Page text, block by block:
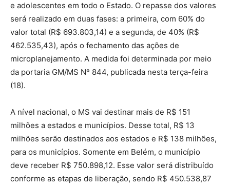
e adolescentes em todo o Estado. O repasse dos valores
será realizado em duas fases: a primeira, com 60% do
valor total (R$ 693.803,14) e a segunda, de 40% (R$
462.535,43), após o fechamento das ações de
microplanejamento. A medida foi determinada por meio
da portaria GM/MS Nº 844, publicada nesta terça-feira
(18).
A nível nacional, o MS vai destinar mais de R$ 151
milhões a estados e municípios. Desse total, R$ 13
milhões serão destinados aos estados e R$ 138 milhões,
para os municípios. Somente em Belém, o município
deve receber R$ 750.898,12. Esse valor será distribuído
conforme as etapas de liberação, sendo R$ 450.538,87